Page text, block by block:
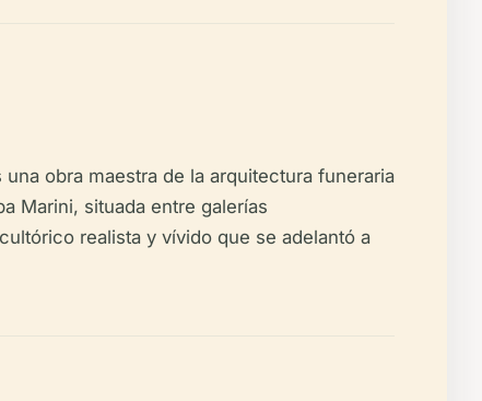
obra maestra de la arquitectura funeraria
Marini, situada entre galerías
realista y vívido que se adelantó a